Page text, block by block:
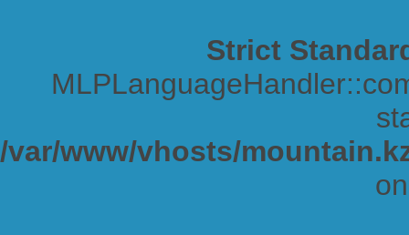
Strict
/var/www/vhosts/